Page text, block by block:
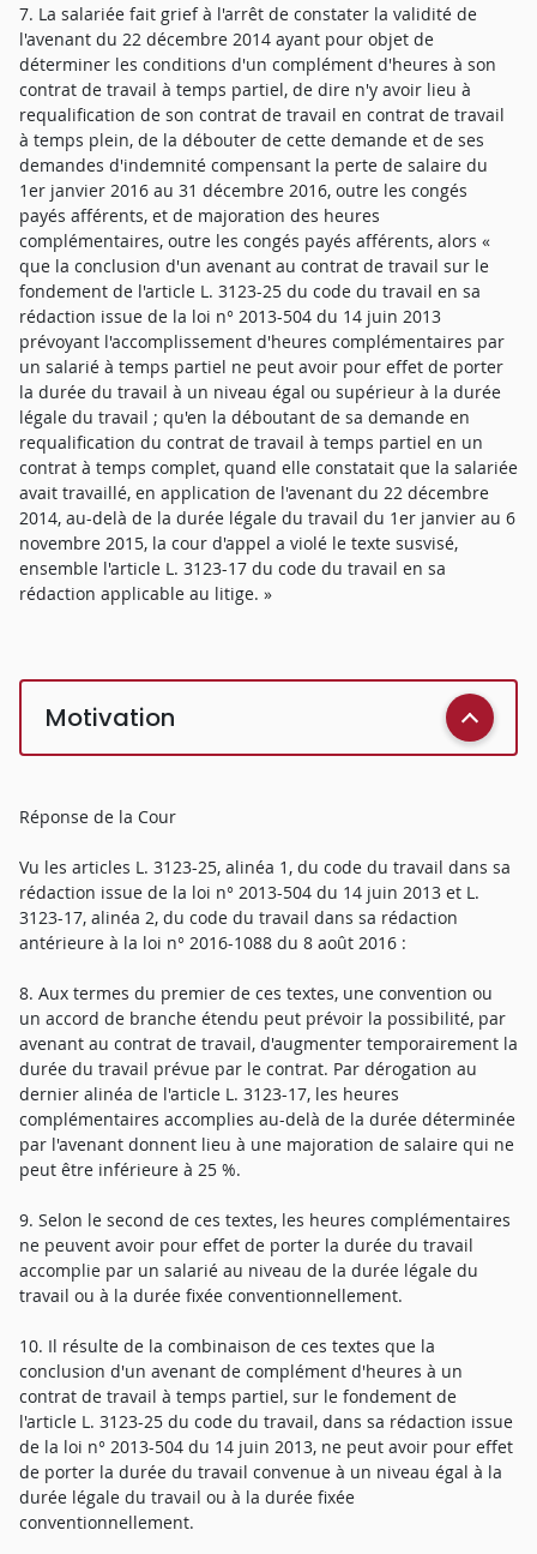
7. La salariée fait grief à l'arrêt de constater la validité de
l'avenant du 22 décembre 2014 ayant pour objet de
déterminer les conditions d'un complément d'heures à son
contrat de travail à temps partiel, de dire n'y avoir lieu à
requalification de son contrat de travail en contrat de travail
à temps plein, de la débouter de cette demande et de ses
demandes d'indemnité compensant la perte de salaire du
1er janvier 2016 au 31 décembre 2016, outre les congés
payés afférents, et de majoration des heures
complémentaires, outre les congés payés afférents, alors «
que la conclusion d'un avenant au contrat de travail sur le
fondement de l'article L. 3123-25 du code du travail en sa
rédaction issue de la loi n° 2013-504 du 14 juin 2013
prévoyant l'accomplissement d'heures complémentaires par
un salarié à temps partiel ne peut avoir pour effet de porter
la durée du travail à un niveau égal ou supérieur à la durée
légale du travail ; qu'en la déboutant de sa demande en
requalification du contrat de travail à temps partiel en un
contrat à temps complet, quand elle constatait que la salariée
avait travaillé, en application de l'avenant du 22 décembre
2014, au-delà de la durée légale du travail du 1er janvier au 6
novembre 2015, la cour d'appel a violé le texte susvisé,
ensemble l'article L. 3123-17 du code du travail en sa
rédaction applicable au litige. »
Motivation
Réponse de la Cour
Vu les articles L. 3123-25, alinéa 1, du code du travail dans sa
rédaction issue de la loi n° 2013-504 du 14 juin 2013 et L.
3123-17, alinéa 2, du code du travail dans sa rédaction
antérieure à la loi n° 2016-1088 du 8 août 2016 :
8. Aux termes du premier de ces textes, une convention ou
un accord de branche étendu peut prévoir la possibilité, par
avenant au contrat de travail, d'augmenter temporairement la
durée du travail prévue par le contrat. Par dérogation au
dernier alinéa de l'article L. 3123-17, les heures
complémentaires accomplies au-delà de la durée déterminée
par l'avenant donnent lieu à une majoration de salaire qui ne
peut être inférieure à 25 %.
9. Selon le second de ces textes, les heures complémentaires
ne peuvent avoir pour effet de porter la durée du travail
accomplie par un salarié au niveau de la durée légale du
travail ou à la durée fixée conventionnellement.
10. Il résulte de la combinaison de ces textes que la
conclusion d'un avenant de complément d'heures à un
contrat de travail à temps partiel, sur le fondement de
l'article L. 3123-25 du code du travail, dans sa rédaction issue
de la loi n° 2013-504 du 14 juin 2013, ne peut avoir pour effet
de porter la durée du travail convenue à un niveau égal à la
durée légale du travail ou à la durée fixée
conventionnellement.